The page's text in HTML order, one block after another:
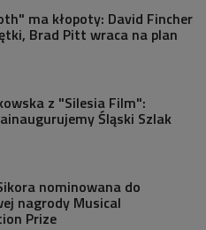
ma kłopoty: David Fincher
Brad Pitt wraca na plan
z "Silesia Film":
Śląski Szlak
nominowana do
nagrody Musical
Prize